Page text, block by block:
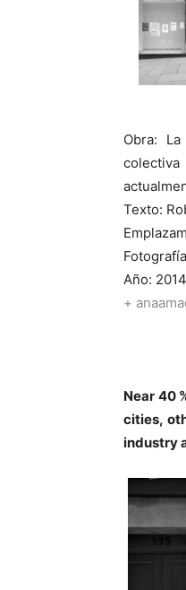
Obra:
colectiva
Texto:
Año: 2014
+
Near 40
cities,
industry